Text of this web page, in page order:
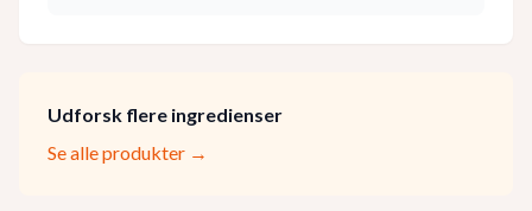
Udforsk flere ingredienser
Se alle produkter →